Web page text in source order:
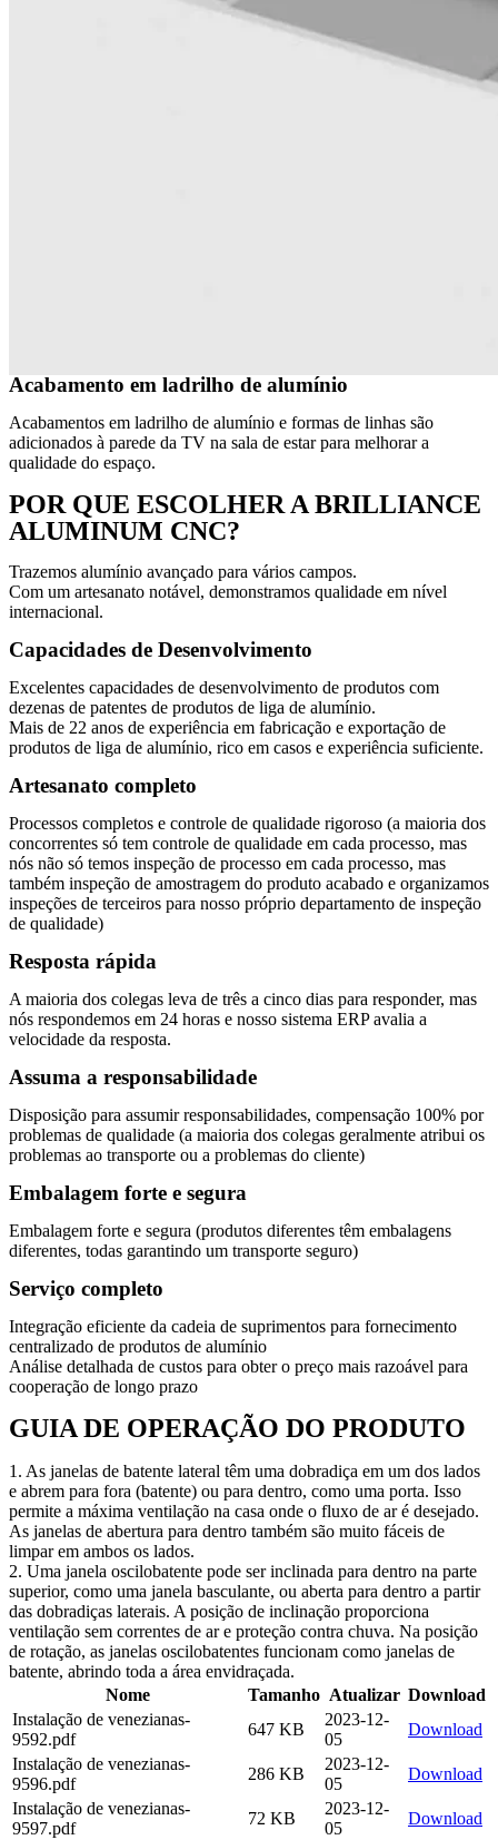
Acabamento em ladrilho de alumínio
Acabamentos em ladrilho de alumínio e formas de linhas são
adicionados à parede da TV na sala de estar para melhorar a
qualidade do espaço.
POR QUE ESCOLHER A BRILLIANCE
ALUMINUM CNC?
Trazemos alumínio avançado para vários campos.
Com um artesanato notável, demonstramos qualidade em nível
internacional.
Capacidades de Desenvolvimento
Excelentes capacidades de desenvolvimento de produtos com
dezenas de patentes de produtos de liga de alumínio.
Mais de 22 anos de experiência em fabricação e exportação de
produtos de liga de alumínio, rico em casos e experiência suficiente.
Artesanato completo
Processos completos e controle de qualidade rigoroso (a maioria dos
concorrentes só tem controle de qualidade em cada processo, mas
nós não só temos inspeção de processo em cada processo, mas
também inspeção de amostragem do produto acabado e organizamos
inspeções de terceiros para nosso próprio departamento de inspeção
de qualidade)
Resposta rápida
A maioria dos colegas leva de três a cinco dias para responder, mas
nós respondemos em 24 horas e nosso sistema ERP avalia a
velocidade da resposta.
Assuma a responsabilidade
Disposição para assumir responsabilidades, compensação 100% por
problemas de qualidade (a maioria dos colegas geralmente atribui os
problemas ao transporte ou a problemas do cliente)
Embalagem forte e segura
Embalagem forte e segura (produtos diferentes têm embalagens
diferentes, todas garantindo um transporte seguro)
Serviço completo
Integração eficiente da cadeia de suprimentos para fornecimento
centralizado de produtos de alumínio
Análise detalhada de custos para obter o preço mais razoável para
cooperação de longo prazo
GUIA DE OPERAÇÃO DO PRODUTO
1. As janelas de batente lateral têm uma dobradiça em um dos lados
e abrem para fora (batente) ou para dentro, como uma porta. Isso
permite a máxima ventilação na casa onde o fluxo de ar é desejado.
As janelas de abertura para dentro também são muito fáceis de
limpar em ambos os lados.
2. Uma janela oscilobatente pode ser inclinada para dentro na parte
superior, como uma janela basculante, ou aberta para dentro a partir
das dobradiças laterais. A posição de inclinação proporciona
ventilação sem correntes de ar e proteção contra chuva. Na posição
de rotação, as janelas oscilobatentes funcionam como janelas de
batente, abrindo toda a área envidraçada.
Nome
Tamanho Atualizar Download
Instalação de venezianas-
9592.pdf
647 KB
2023-12-
05
Download
Instalação de venezianas-
9596.pdf
286 KB
2023-12-
05
Download
Instalação de venezianas-
9597.pdf
72 KB
2023-12-
05
Download